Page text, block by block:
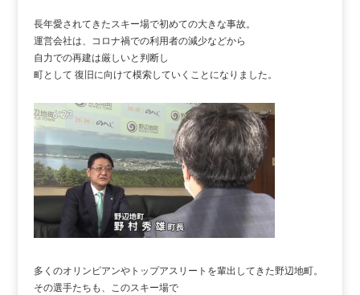
長年愛されてきたスキー場で初めての大きな事故。
運営会社は、コロナ禍での利用者の減少などから
自力での再建は厳しいと判断し
町として 復旧に向けて模索していくことになりました。
多くのオリンピアンやトップアスリートを輩出してきた野辺地町。
その選手たちも、このスキー場で